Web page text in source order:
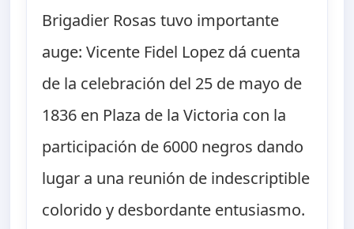
Brigadier Rosas tuvo importante
auge: Vicente Fidel Lopez dá cuenta
de la celebración del 25 de mayo de
1836 en Plaza de la Victoria con la
participación de 6000 negros dando
lugar a una reunión de indescriptible
colorido y desbordante entusiasmo.